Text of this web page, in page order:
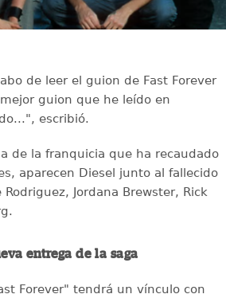
de leer el guion de Fast Forever
guion que he leído en
escribió.
de la franquicia que ha recaudado
aparecen Diesel junto al fallecido
Rodriguez, Jordana Brewster, Rick
entrega de la saga
Forever" tendrá un vínculo con